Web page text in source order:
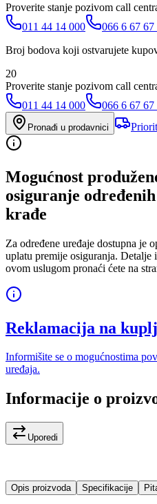
Proverite stanje pozivom call
011 44 14 000
066 6 67 67
Broj bodova koji ostvarujete
20
Proverite stanje pozivom call
011 44 14 000
066 6 67 67
Pronađi u prodavnici
Mogućnost
osiguranje
krađe
Za određene uređaje dostupna je
uplatu premije osiguranja. Detalje
ovom uslugom pronaći ćete na
Reklamacija na
Informišite se o mogućnostima
uređaja.
Informacije o
Uporedi
Opis proizvoda Specifikacije